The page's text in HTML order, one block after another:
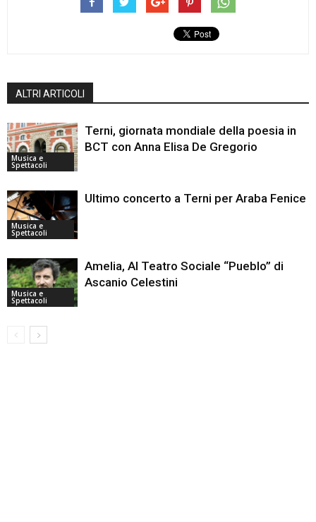
ALTRI ARTICOLI
Musica e
Spettacoli
Terni, giornata mondiale della poesia in
BCT con Anna Elisa De Gregorio
Musica e
Spettacoli
Ultimo concerto a Terni per Araba Fenice
Musica e
Spettacoli
Amelia, Al Teatro Sociale “Pueblo” di
Ascanio Celestini